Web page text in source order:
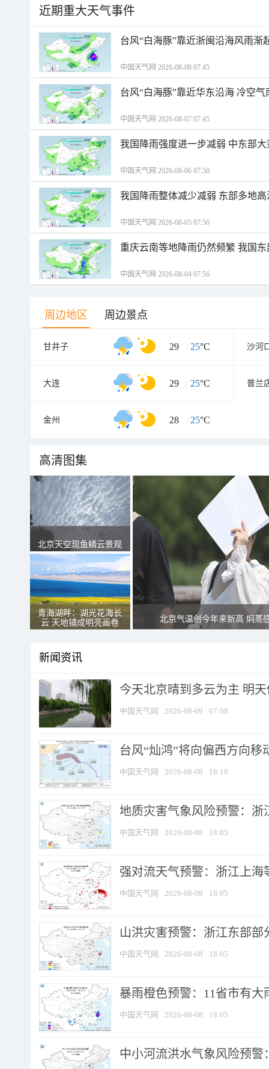
近期重大天气事件
台风“白海豚”靠近浙闽沿海风雨渐
中国天气网 2026-08-08 07:45
台风“白海豚”靠近华东沿海 冷空
中国天气网 2026-08-07 07:45
我国降雨强度进一步减弱 中东部
中国天气网 2026-08-06 07:50
我国降雨整体减少减弱 东部多地
中国天气网 2026-08-05 07:56
重庆云南等地降雨仍然频繁 我国
中国天气网 2026-08-04 07:56
周边地区 周边景点
甘井子 29 / 25°C 沙河
大连 29 / 25°C 普兰
金州 28 / 25°C
高清图集
北京天空现鱼鳞云景观
青海湖畔：湖光花海长
云 天地铺成明亮画卷
北京气温创今年来新高 焖蒸
新闻资讯
今天北京晴到多云为主 明
中国天气网 2026-08-09 07:08
台风“灿鸿”将向偏西方向移
中国天气网 2026-08-08 18:18
地质灾害气象风险预警：
中国天气网 2026-08-08 18:05
强对流天气预警：浙江上海
中国天气网 2026-08-08 18:05
山洪灾害预警：浙江东部
中国天气网 2026-08-08 18:05
暴雨橙色预警：11省市有
中国天气网 2026-08-08 18:05
中小河流洪水气象风险预